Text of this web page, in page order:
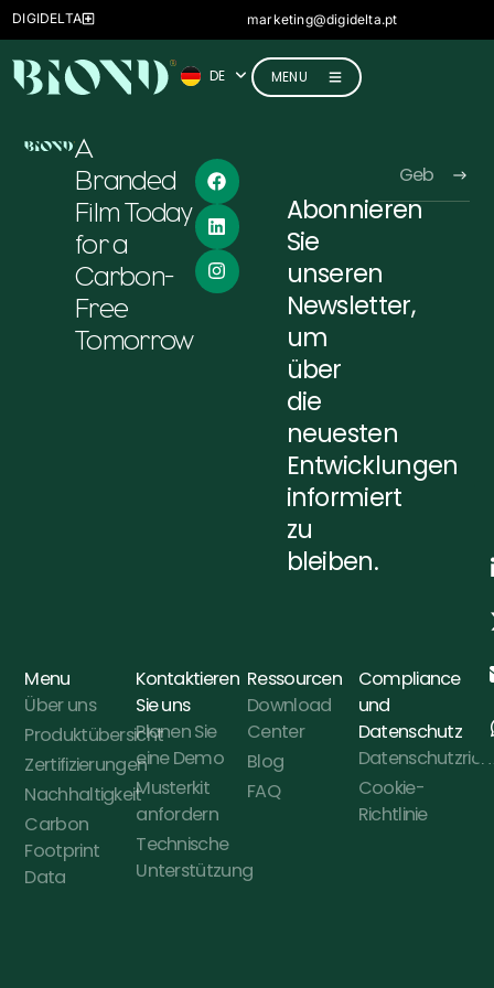
marketing@digidelta.pt
DIGIDELTA
DE
FR
IT
MENU
A
Branded
Film Today
for a
Carbon-
Free
Tomorrow
Abonnieren
Sie
unseren
Newsletter,
um
über
die
neuesten
Entwicklungen
informiert
zu
bleiben.
Alternative:
Menu
Über uns
Produktübersicht
Zertifizierungen
Nachhaltigkeit
Carbon
Footprint
Data
Kontaktieren
Sie uns
Planen Sie
eine Demo
Musterkit
anfordern
Technische
Unterstützung
Ressourcen
Download
Center
Blog
FAQ
Compliance
und
Datenschutz
Cookie-
Richtlinie